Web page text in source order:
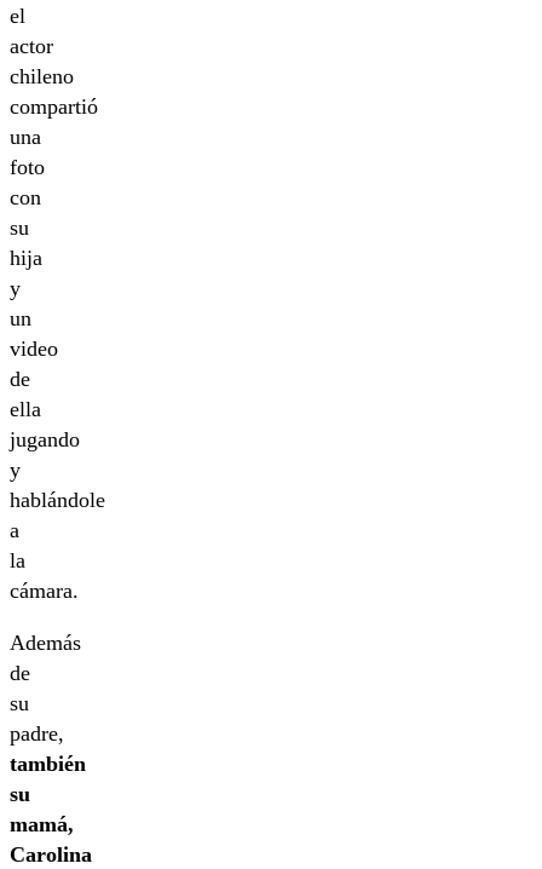
el
actor
chileno
compartió
una
foto
con
su
hija
y
un
video
de
ella
jugando
y
hablándole
a
la
cámara.
Además
de
su
padre,
también
su
mamá,
Carolina